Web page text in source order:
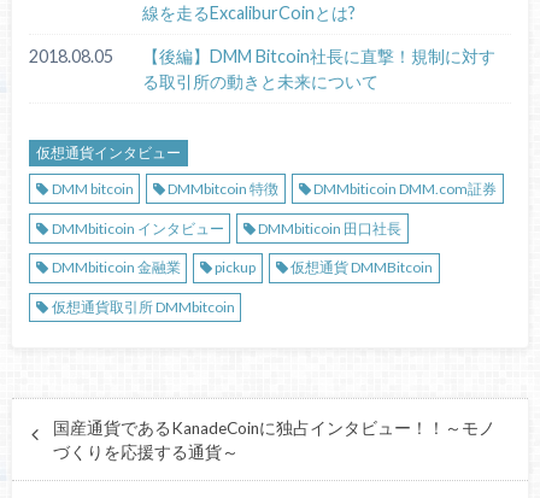
線を走るExcaliburCoinとは?
2018.08.05
【後編】DMM Bitcoin社長に直撃！規制に対す
る取引所の動きと未来について
仮想通貨インタビュー
DMM bitcoin
DMMbitcoin 特徴 DMMbiticoin DMM.com証券
DMMbiticoin インタビュー DMMbiticoin 田口社長
DMMbiticoin 金融業 pickup 仮想通貨 DMMBitcoin
仮想通貨取引所 DMMbitcoin
国産通貨であるKanadeCoinに独占インタビュー！！～モノ
づくりを応援する通貨～